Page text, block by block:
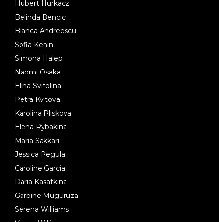
Hubert Hurkacz
Belinda Bencic
Bianca Andreescu
Sofia Kenin
Simona Halep
Naomi Osaka
Elina Svitolina
Petra Kvitova
Karolina Pliskova
Elena Rybakina
Maria Sakkari
Jessica Pegula
Caroline Garcia
Daria Kasatkina
Garbine Muguruza
Serena Williams